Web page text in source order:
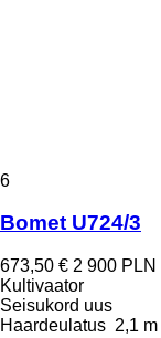
6
Bomet U724/3
673,50 € 2 900 PLN
Kultivaator
Seisukord uus
Haardeulatus 2,1 m